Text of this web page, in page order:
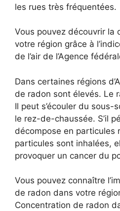
les rues très fréquentées.
Vous pouvez découvrir la
votre région grâce à
de l’air de l’Agence
Dans certaines régions
de radon sont élevés. Le
Il peut s’écouler du sous-
le rez-de-chaussée. S’il
décompose en particules
particules sont inhalées,
provoquer un cancer du
Vous pouvez connaître
de radon dans votre
Concentration de radon